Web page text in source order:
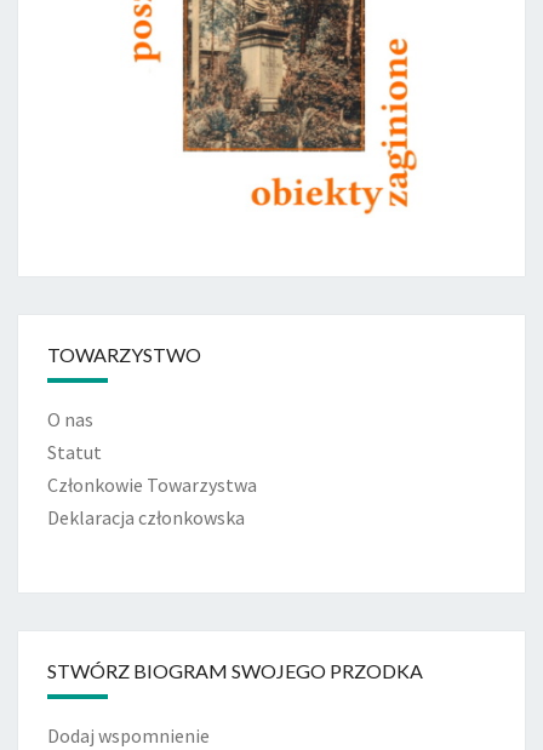
TOWARZYSTWO
O nas
Statut
Członkowie Towarzystwa
Deklaracja członkowska
STWÓRZ BIOGRAM SWOJEGO PRZODKA
Dodaj wspomnienie